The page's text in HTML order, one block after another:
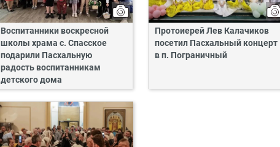
Воспитанники воскресной
школы храма с. Спасское
подарили Пасхальную
радость воспитанникам
детского дома
Протоиерей Лев Калачиков
посетил Пасхальный концерт
в п. Пограничный